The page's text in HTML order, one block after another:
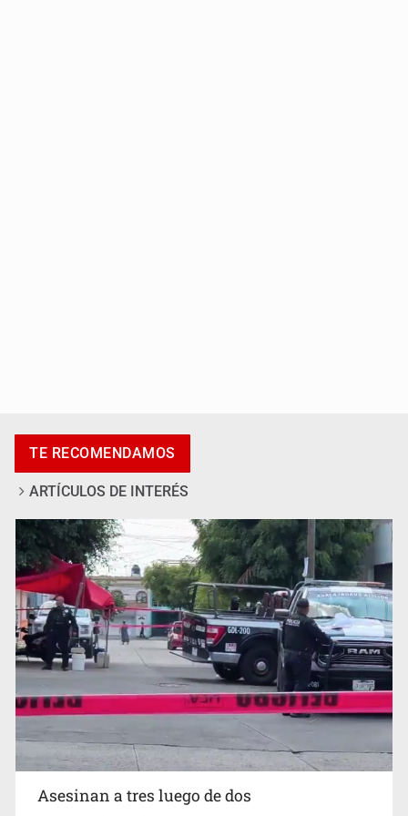
Asesinan a tres luego de dos ataques armados
Mujer resulta lesionada tras ataque de pitbull en
Zapopan
TE RECOMENDAMOS
ARTÍCULOS DE INTERÉS
Asesinan a tres luego de dos